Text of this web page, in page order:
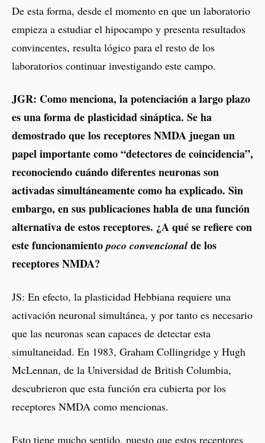
De esta forma, desde el momento en que un laboratorio
empieza a estudiar el hipocampo y presenta resultados
convincentes, resulta lógico para el resto de los
laboratorios continuar investigando este campo.
JGR: Como menciona, la potenciación a largo plazo
es una forma de plasticidad sináptica. Se ha
demostrado que los receptores NMDA juegan un
papel importante como “detectores de coincidencia”,
reconociendo cuándo diferentes neuronas son
activadas simultáneamente como ha explicado. Sin
embargo, en sus publicaciones habla de una función
alternativa de estos receptores. ¿A qué se refiere con
este funcionamientopoco convencional de los
receptores NMDA?
JS: En efecto, la plasticidad Hebbiana requiere una
activación neuronal simultánea, y por tanto es necesario
que las neuronas sean capaces de detectar esta
simultaneidad. En 1983, Graham Collingridge y Hugh
McLennan, de la Universidad de British Columbia,
descubrieron que esta función era cubierta por los
receptores NMDA como mencionas.
Esto tiene mucho sentido, puesto que estos receptores